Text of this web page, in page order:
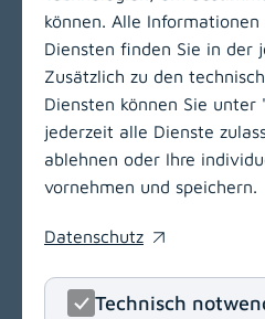
Zur Hauptnavigation
können. Alle
Diensten finden Sie in der
Zusätzlich zu den
Diensten können Sie unter
jederzeit alle Dienste
ablehnen oder Ihre
vornehmen und speichern.
Datenschutz
(opens in a new window)
Technisch